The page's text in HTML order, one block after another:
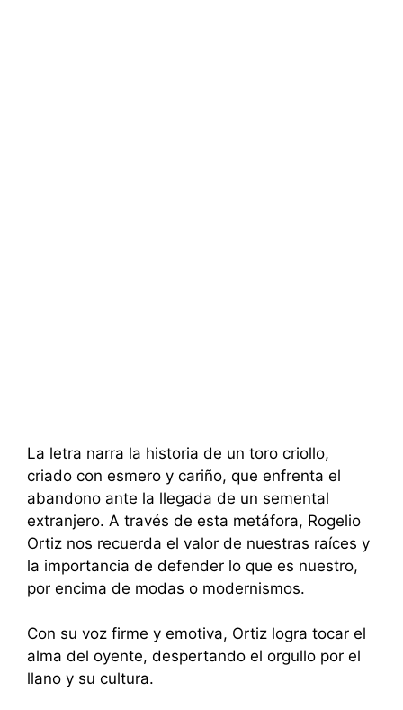
La letra narra la historia de un toro criollo,
criado con esmero y cariño, que enfrenta el
abandono ante la llegada de un semental
extranjero. A través de esta metáfora, Rogelio
Ortiz nos recuerda el valor de nuestras raíces y
la importancia de defender lo que es nuestro,
por encima de modas o modernismos.
Con su voz firme y emotiva, Ortiz logra tocar el
alma del oyente, despertando el orgullo por el
llano y su cultura.